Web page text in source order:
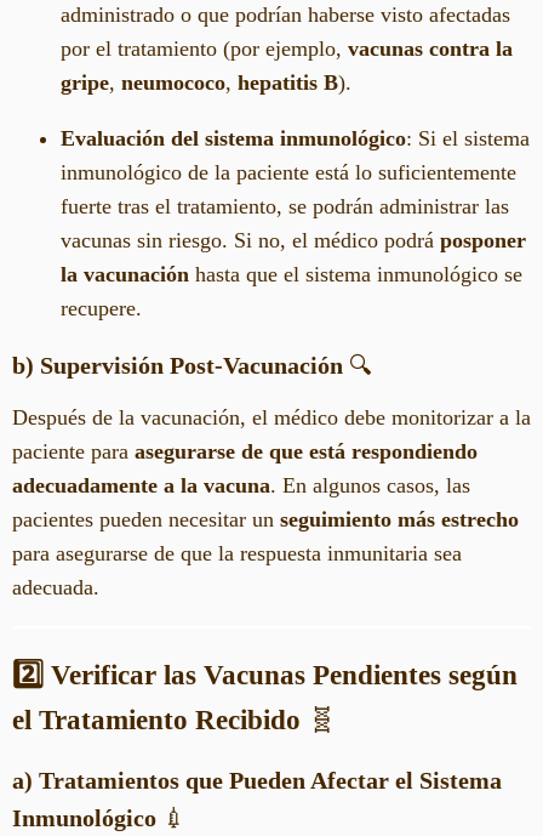
administrado o que podrían haberse visto afectadas
por el tratamiento (por ejemplo, vacunas contra la
gripe, neumococo, hepatitis B).
Evaluación del sistema inmunológico: Si el sistema
inmunológico de la paciente está lo suficientemente
fuerte tras el tratamiento, se podrán administrar las
vacunas sin riesgo. Si no, el médico podrá posponer
la vacunación hasta que el sistema inmunológico se
recupere.
b) Supervisión Post-Vacunación 🔍
Después de la vacunación, el médico debe monitorizar a la
paciente para asegurarse de que está respondiendo
adecuadamente a la vacuna. En algunos casos, las
pacientes pueden necesitar un seguimiento más estrecho
para asegurarse de que la respuesta inmunitaria sea
adecuada.
2️⃣ Verificar las Vacunas Pendientes según
el Tratamiento Recibido 🧬
a) Tratamientos que Pueden Afectar el Sistema
Inmunológico 💉